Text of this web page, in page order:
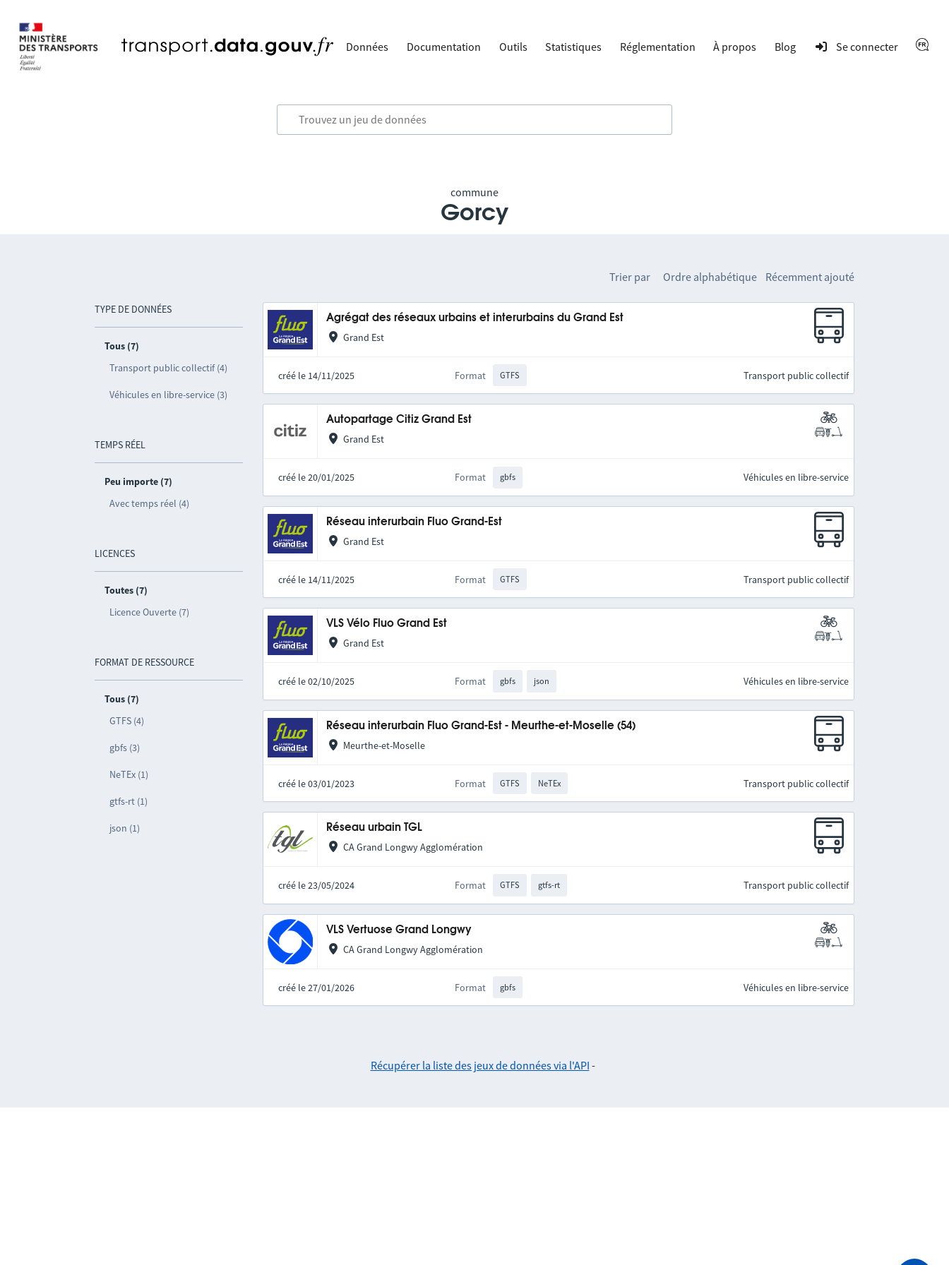
Données Documentation Outils Statistiques Réglementation À propos Blog Se connecter
commune
Gorcy
TYPE DE DONNÉES
Tous (7)
Transport public collectif (4)
Véhicules en libre-service (3)
TEMPS RÉEL
Peu importe (7)
Avec temps réel (4)
LICENCES
Toutes (7)
Licence Ouverte (7)
FORMAT DE RESSOURCE
Tous (7)
GTFS (4)
gbfs (3)
NeTEx (1)
gtfs-rt (1)
json (1)
Trier par Ordre alphabétique Récemment ajouté
Agrégat des réseaux urbains et interurbains du Grand Est
Grand Est
créé le 14/11/2025 Format GTFS Transport public collectif
Autopartage Citiz Grand Est
Grand Est
créé le 20/01/2025 Format gbfs Véhicules en libre-service
Réseau interurbain Fluo Grand-Est
Grand Est
créé le 14/11/2025 Format GTFS Transport public collectif
VLS Vélo Fluo Grand Est
Grand Est
créé le 02/10/2025 Format gbfs json Véhicules en libre-service
Réseau interurbain Fluo Grand-Est - Meurthe-et-Moselle (54)
Meurthe-et-Moselle
créé le 03/01/2023 Format GTFS NeTEx Transport public collectif
Réseau urbain TGL
CA Grand Longwy Agglomération
créé le 23/05/2024 Format GTFS gtfs-rt Transport public collectif
VLS Vertuose Grand Longwy
CA Grand Longwy Agglomération
créé le 27/01/2026 Format gbfs Véhicules en libre-service
Récupérer la liste des jeux de données via l'API -